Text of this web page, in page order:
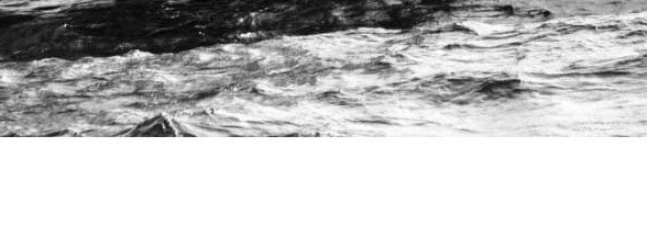
28Fév
ARKEA ULTIM CHALLENGE,Classe Ultim
Un an déjà !
Source
Gitana Team
28 février 2025